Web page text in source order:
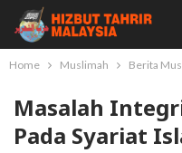
Home Muslimah Berita
Masalah
Pada Syariat